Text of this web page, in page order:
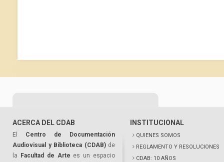
ACERCA DEL CDAB
El Centro de Documentación
Audiovisual y Biblioteca (CDAB)de
la
Facultad de Arte es un espacio
INSTITUCIONAL
QUIENES SOMOS
REGLAMENTO Y RESOLUCIONES
CDAB: 10 AÑOS